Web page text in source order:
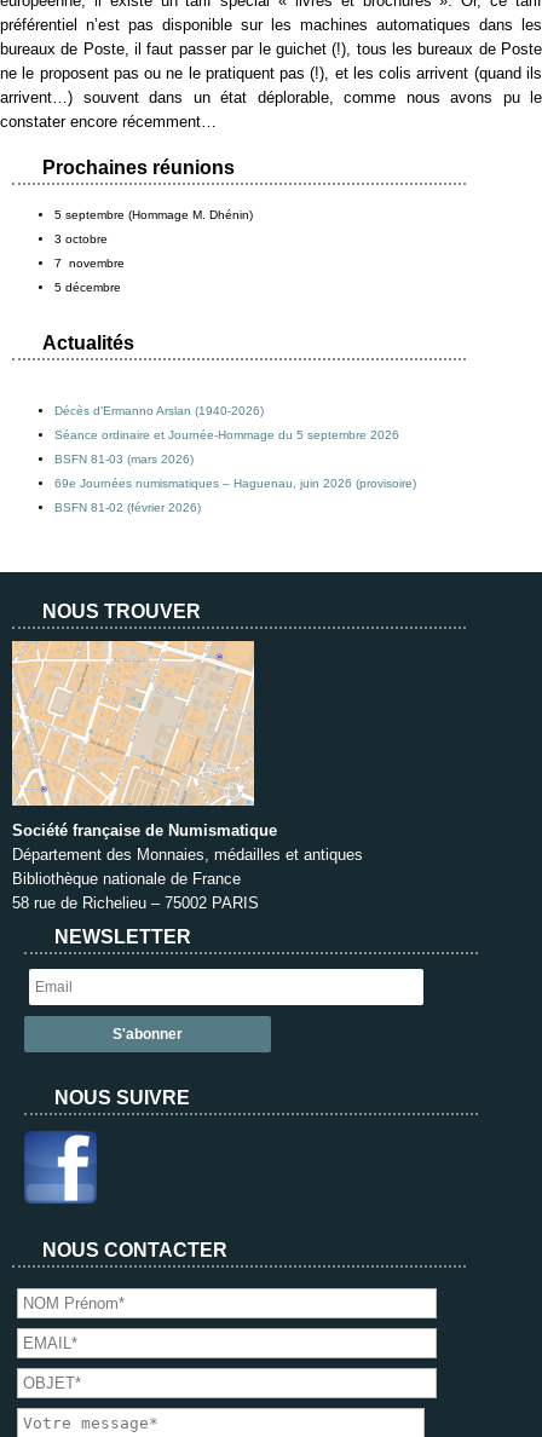
préférentiel n’est pas disponible sur les machines automatiques dans les
bureaux de Poste, il faut passer par le guichet (!), tous les bureaux de Poste
ne le proposent pas ou ne le pratiquent pas (!), et les colis arrivent (quand ils
arrivent…) souvent dans un état déplorable, comme nous avons pu le
constater encore récemment…
Prochaines réunions
5 septembre (Hommage M. Dhénin)
3 octobre
7 novembre
5 décembre
Actualités
Décès d’Ermanno Arslan (1940-2026)
Séance ordinaire et Journée-Hommage du 5 septembre 2026
BSFN 81-03 (mars 2026)
69e Journées numismatiques – Haguenau, juin 2026 (provisoire)
BSFN 81-02 (février 2026)
NOUS TROUVER
Société française de Numismatique
Département des Monnaies, médailles et antiques
Bibliothèque nationale de France
58 rue de Richelieu – 75002 PARIS
NEWSLETTER
NOUS SUIVRE
NOUS CONTACTER